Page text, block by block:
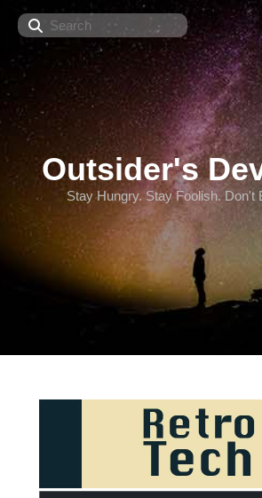
Search
Outsider's
Stay Hungry. Stay Foolish. Don't